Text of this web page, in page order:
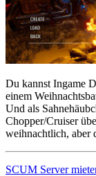
Du kannst Ingame
einem
Und als
Chopper/Cruiser
weihnachtlich, aber
SCUM Server